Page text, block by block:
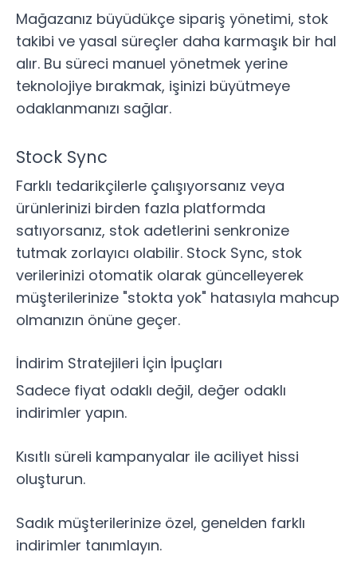
Mağazanız büyüdükçe sipariş yönetimi, stok
takibi ve yasal süreçler daha karmaşık bir hal
alır. Bu süreci manuel yönetmek yerine
teknolojiye bırakmak, işinizi büyütmeye
odaklanmanızı sağlar.
Stock Sync
Farklı tedarikçilerle çalışıyorsanız veya
ürünlerinizi birden fazla platformda
satıyorsanız, stok adetlerini senkronize
tutmak zorlayıcı olabilir. Stock Sync, stok
verilerinizi otomatik olarak güncelleyerek
müşterilerinize "stokta yok" hatasıyla mahcup
olmanızın önüne geçer.
İndirim Stratejileri İçin İpuçları
Sadece fiyat odaklı değil, değer odaklı
indirimler yapın.
Kısıtlı süreli kampanyalar ile aciliyet hissi
oluşturun.
Sadık müşterilerinize özel, genelden farklı
indirimler tanımlayın.